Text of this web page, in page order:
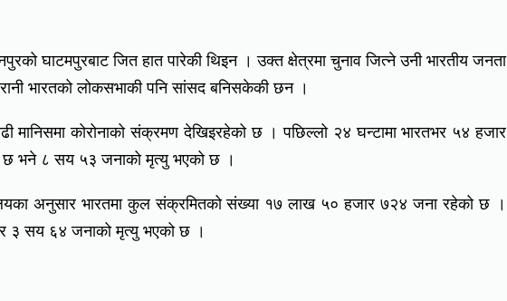
घाटमपुरबाट जित हात पारेकी थिइन । उक्त क्षेत्रमा चुनाव जित्ने उनी भारतीय जनता
भारतको लोकसभाकी पनि सांसद बनिसकेकी छन ।
मानिसमा कोरोनाको संक्रमण देखिइरहेको छ । पछिल्लो २४ घन्टामा भारतभर ५४ हजार
छ भने ८ सय ५३ जनाको मृत्यु भएको छ ।
अनुसार भारतमा कुल संक्रमितको संख्या १७ लाख ५० हजार ७२४ जना रहेको छ ।
३ सय ६४ जनाको मृत्यु भएको छ ।